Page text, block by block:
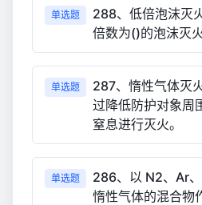
单选题
288、低倍泡沫灭
倍数为()的泡沫灭火
单选题
287、惰性气体灭
过降低防护对象周
窒息进行灭火。
单选题
286、以 N2、Ar
惰性气体的混合物